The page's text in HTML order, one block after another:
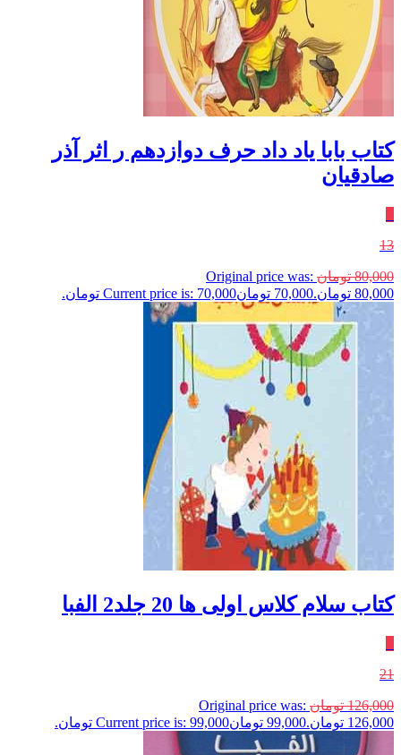
کتاب بابا یاد داد حرف دوازدهم ر اثر آذر
صادقیان
13
80,000 تومان Original price was:
80,000 تومان.
70,000 تومانCurrent price is: 70,000 تومان.
کتاب سلام کلاس اولی ها 20 جلد2 الفبا
21
126,000 تومان Original price was:
126,000 تومان.
99,000 تومانCurrent price is: 99,000 تومان.